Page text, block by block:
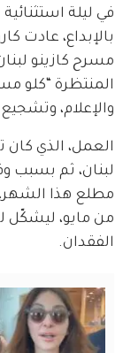
في ليلة
بالإبداع، عادت
مسرح كازينو
المنتظرة “كلو
والإعلام،
العمل، الذي كان
لبنان، ثم بسبب
مطلع هذا الشهر،
من مايو، ليشكّل
الفقدان.